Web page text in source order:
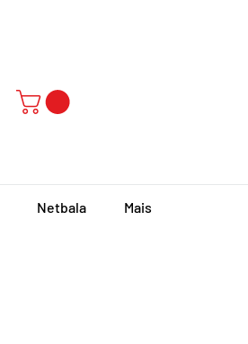
Netbala Mais